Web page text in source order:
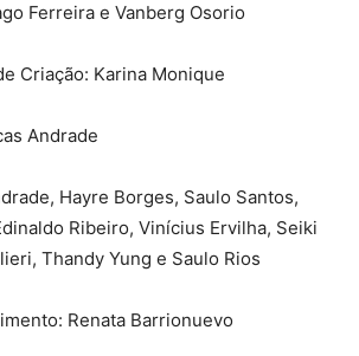
Ferreira e Vanberg Osorio
Criação: Karina Monique
Andrade
Hayre Borges, Saulo Santos,
Ribeiro, Vinícius Ervilha, Seiki
Thandy Yung e Saulo Rios
Renata Barrionuevo